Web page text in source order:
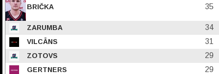
BRIČKA 35
ZARUMBA 34
VILCĀNS 31
ZOTOVS 29
GERTNERS
29